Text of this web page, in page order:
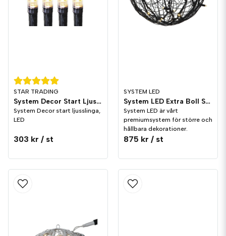
STAR TRADING
System Decor Start Ljusslinga LED Svart
System Decor start ljusslinga,
LED
303 kr / st
SYSTEM LED
System LED Extra Boll Svart
System LED är vårt
premiumsystem för större och
hållbara dekorationer.
875 kr / st